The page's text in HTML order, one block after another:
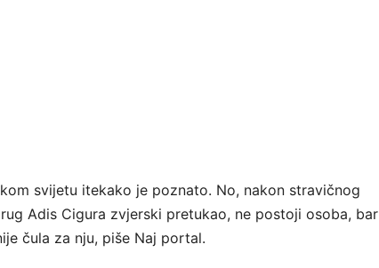
svijetu itekako je poznato. No, nakon stravičnog
Adis Cigura zvjerski pretukao, ne postoji osoba, bar
čula za nju, piše Naj portal.